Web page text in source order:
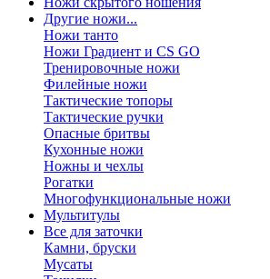
Другие ножи...
Ножи танто
Ножи Градиент и CS GO
Тренировочные ножи
Филейные ножи
Тактические топоры
Тактические ручки
Опасные бритвы
Кухонные ножи
Ножны и чехлы
Рогатки
Многофункциональные ножи
Мультитулы
Все для заточки
Камни, бруски
Мусаты